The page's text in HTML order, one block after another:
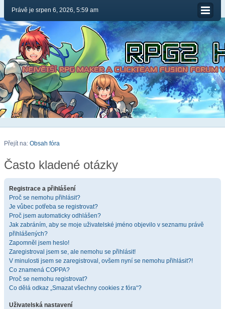
Právě je srpen 6, 2026, 5:59 am
Přejít na: Obsah fóra
Často kladené otázky
Registrace a přihlášení
Proč se nemohu přihlásit?
Je vůbec potřeba se registrovat?
Proč jsem automaticky odhlášen?
Jak zabráním, aby se moje uživatelské jméno objevilo v seznamu právě
přihlášených?
Zapomněl jsem heslo!
Zaregistroval jsem se, ale nemohu se přihlásit!
V minulosti jsem se zaregistroval, ovšem nyní se nemohu přihlásit?!
Co znamená COPPA?
Proč se nemohu registrovat?
Co dělá odkaz „Smazat všechny cookies z fóra“?
Uživatelská nastavení